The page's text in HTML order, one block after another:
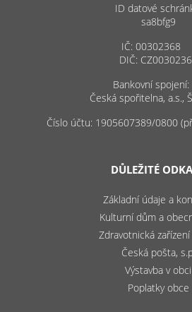
ID datové
sa8bfg9
IČ: 00302368
DIČ:
Bankovní
Česká spořitelna, a.s.,
Číslo účtu: 1905607389/0800
DŮLEŽITÉ
Základní údaje a
Kulturní dům a
Zdravotnická
Česká pošta,
Výstavba v obci
Poplatky obce